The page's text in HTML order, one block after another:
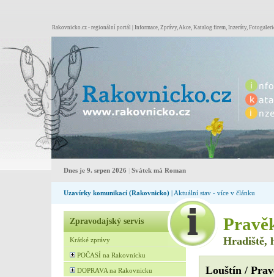
Rakovnicko.cz - regionální portál | Informace, Zprávy, Akce, Katalog firem, Inzeráty,
Dnes je 9. srpen 2026 Svátek má Roman
Uzavírky komunikací (Rakovnicko) | Aktuální stav - více v článku
Zpravodajský servis
Krátké zprávy
POČASÍ na Rakovnicku
DOPRAVA na Rakovnicku
Hradiště,
Louštín /